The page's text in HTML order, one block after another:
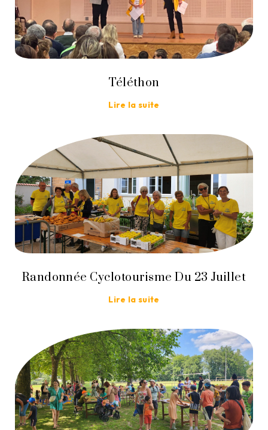
Téléthon
Lire la suite
Randonnée Cyclotourisme Du 23 Juillet
Lire la suite